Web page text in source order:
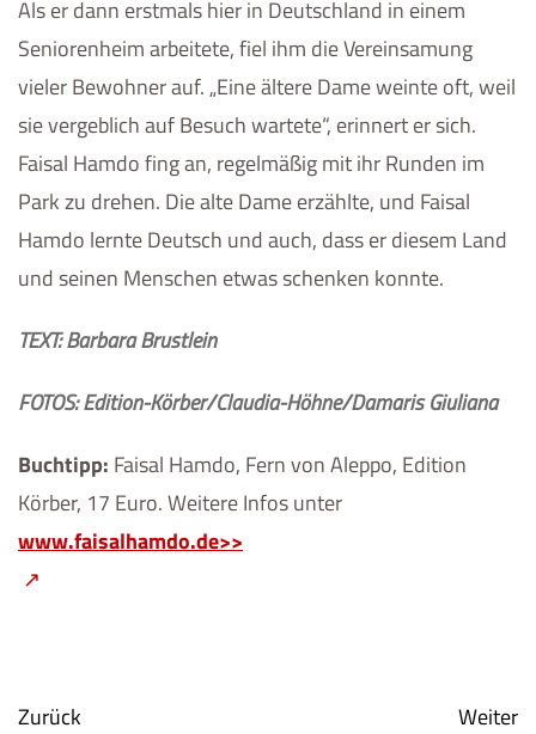
Als er dann erstmals hier in Deutschland in einem
Seniorenheim arbeitete, fiel ihm die Vereinsamung
vieler Bewohner auf. „Eine ältere Dame weinte oft, weil
sie vergeblich auf Besuch wartete“, erinnert er sich.
Faisal Hamdo fing an, regelmäßig mit ihr Runden im
Park zu drehen. Die alte Dame erzählte, und Faisal
Hamdo lernte Deutsch und auch, dass er diesem Land
und seinen Menschen etwas schenken konnte.
TEXT: Barbara Brustlein
FOTOS: Edition-Körber/Claudia-Höhne/Damaris Giuliana
Buchtipp: Faisal Hamdo, Fern von Aleppo, Edition
Körber, 17 Euro. Weitere Infos unter
www.faisalhamdo.de>>
Zurück Weiter